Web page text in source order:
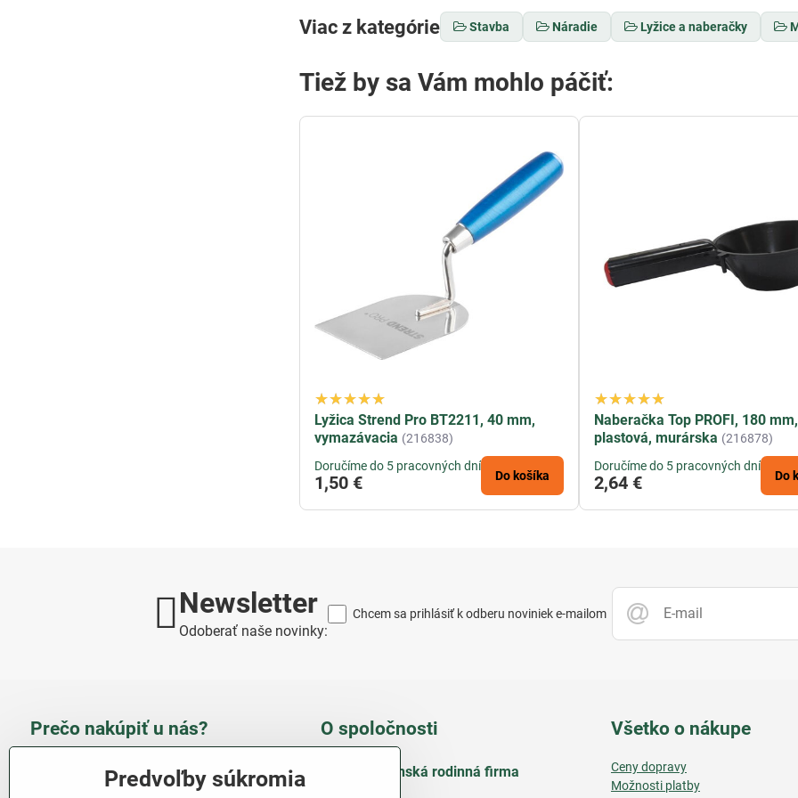
Viac z kategórie Stavba Náradie Lyžice a naberačky
Tiež by sa Vám mohlo páčiť:
Lyžica Strend Pro BT2211, 40 mm,
vymazávacia (216838)
Doručíme do 5 pracovných dní
1,50 € Do košíka
Naberačka Top PROFI, 180 mm,
plastová, murárska (216878)
Doručíme do 5 pracovných dní
2,64 € Do
Newsletter
Odoberať naše novinky:
Chcem sa prihlásiť k odberu noviniek e-mailom
Prečo nakúpiť u nás?
Takmer 100 % spokojných
zákazníkov
O spoločnosti
Slovenská rodinná firma
Všetko o nákupe
Ceny dopravy
Možnosti platby
Predvoľby súkromia